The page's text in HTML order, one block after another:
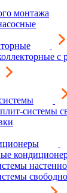
монтажа
с
системы